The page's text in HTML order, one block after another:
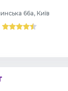
66а, Київ